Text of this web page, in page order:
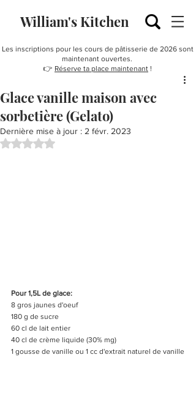
William's Kitchen
Les inscriptions pour les cours de pâtisserie de 2026 sont
maintenant ouvertes.
👉 Réserve ta place maintenant !
Glace vanille maison avec
sorbetière (Gelato)
Dernière mise à jour : 2 févr. 2023
Noté NaN étoiles sur 5.
Pour 1,5L de glace:
8 gros jaunes d'oeuf
180 g de sucre
60 cl de lait entier
40 cl de crème liquide (30% mg)
1 gousse de vanille ou 1 cc d'extrait naturel de vanille